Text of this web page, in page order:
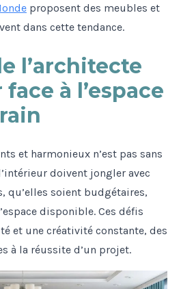
proposent des meubles et
dans cette tendance.
l’architecte
à l’espace
et harmonieux n’est pas sans
doivent jongler avec
qu’elles soient budgétaires,
disponible. Ces défis
et une créativité constante, des
à la réussite d’un projet.